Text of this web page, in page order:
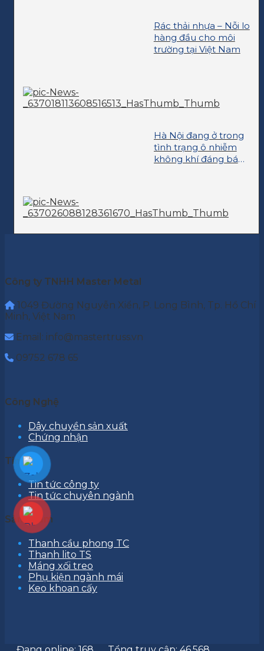
Rác thải nhựa – Nỗi lo
hàng đầu cho môi
trường tại Việt Nam
Hà Nội đang ở trong
tình trạng ô nhiễm
không khí đáng báo
Công ty TNHH Master Metal
1049 Đường Nguyễn Xiển, P. Long Bình, Tp. Hồ Chí
Minh, Việt Nam
Email: info@mastertruss.vn
09752 678 65
Công Nghệ
Dây chuyền sản xuất
Chứng nhận
Tin tức
Tin tức công ty
Tin tức chuyên ngành
Sản phẩm
Thanh cầu phong TC
Thanh lito TS
Máng xối treo
Phụ kiện ngành mái
Keo khoan cấy